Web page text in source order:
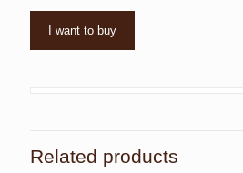
I want to buy
Related products